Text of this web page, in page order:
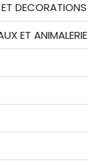
DECORATIONS
ET ANIMALERIE